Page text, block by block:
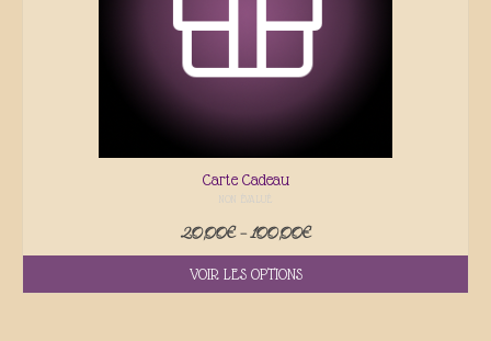
Carte Cadeau
NON ÉVALUÉ
20,00€–100,00€
VOIR LES OPTIONS